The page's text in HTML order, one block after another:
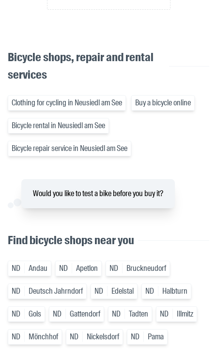
Bicycle shops, repair and rental
services
Clothing for cycling in Neusiedl am See Buy a bicycle online
Bicycle rental in Neusiedl am See
Bicycle repair service in Neusiedl am See
Would you like to test a bike before you buy it?
Find bicycle shops near you
ND Andau ND Apetlon ND Bruckneudorf
ND Deutsch Jahrndorf ND Edelstal ND Halbturn
ND Gols ND Gattendorf ND Tadten ND Illmitz
ND Mönchhof ND Nickelsdorf ND Pama